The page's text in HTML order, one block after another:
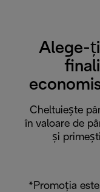
Alege-
Cheltuiește
în valoare de
și
*Promoția